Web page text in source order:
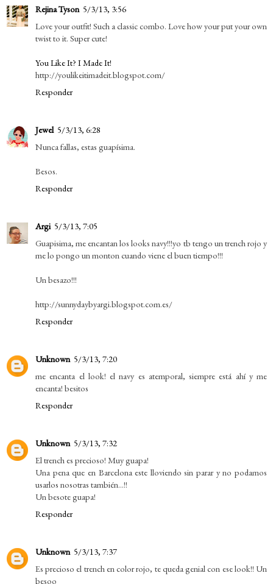
Rejina Tyson 5/3/13, 3:56
Love your outfit! Such a classic combo. Love how your put your own
twist to it. Super cute!
You Like It? I Made It!
http://youlikeitimadeit.blogspot.com/
Responder
Jewel 5/3/13, 6:28
Nunca fallas, estas guapísima.
Besos.
Responder
Argi 5/3/13, 7:05
Guapisima, me encantan los looks navy!!!yo tb tengo un trench rojo y
me lo pongo un monton cuando viene el buen tiempo!!!
Un besazo!!!
http://sunnydaybyargi.blogspot.com.es/
Responder
Unknown 5/3/13, 7:20
me encanta el look! el navy es atemporal, siempre está ahí y me
encanta! besitos
Responder
Unknown 5/3/13, 7:32
El trench es precioso! Muy guapa!
Una pena que en Barcelona este lloviendo sin parar y no podamos
usarlos nosotras también...!!
Un besote guapa!
Responder
Unknown 5/3/13, 7:37
Es precioso el trench en color rojo, te queda genial con ese look!! Un
besoo